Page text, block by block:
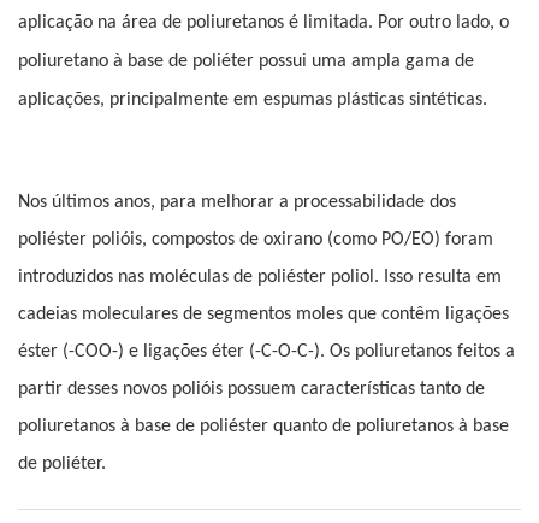
aplicação na área de poliuretanos é limitada. Por outro lado, o
poliuretano à base de poliéter possui uma ampla gama de
aplicações, principalmente em espumas plásticas sintéticas.
Nos últimos anos, para melhorar a processabilidade dos
poliéster polióis, compostos de oxirano (como PO/EO) foram
introduzidos nas moléculas de poliéster poliol. Isso resulta em
cadeias moleculares de segmentos moles que contêm ligações
éster (-COO-) e ligações éter (-C-O-C-). Os poliuretanos feitos a
partir desses novos polióis possuem características tanto de
poliuretanos à base de poliéster quanto de poliuretanos à base
de poliéter.